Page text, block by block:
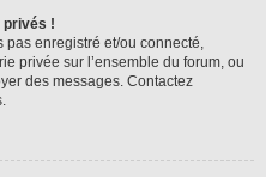
privés !
pas enregistré et/ou connecté,
privée sur l’ensemble du forum, ou
des messages. Contactez